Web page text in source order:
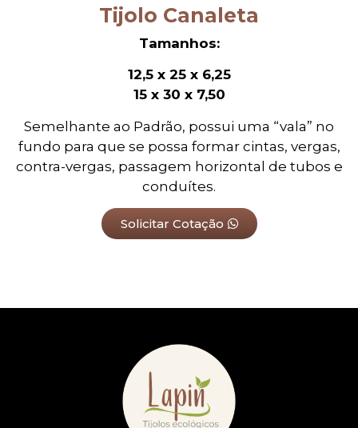
Tijolo Canaleta
Tamanhos:
12,5 x 25 x 6,25
15 x 30 x 7,50
Semelhante ao Padrão, possui uma “vala” no
fundo para que se possa formar cintas, vergas,
contra-vergas, passagem horizontal de tubos e
conduítes.
Solicitar Cotação